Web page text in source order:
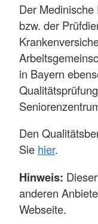
Der
bzw. der
in Bayern
Den
Sie hier.
Hinweis:
anderen
Webseite.